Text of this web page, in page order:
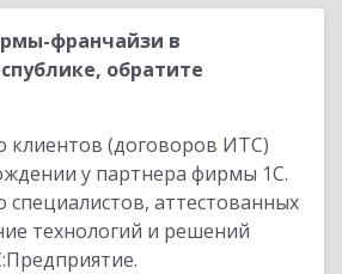
франчайзи в
обратите
клиентов (договоров ИТС)
у партнера фирмы 1С.
специалистов, аттестованных
технологий и решений